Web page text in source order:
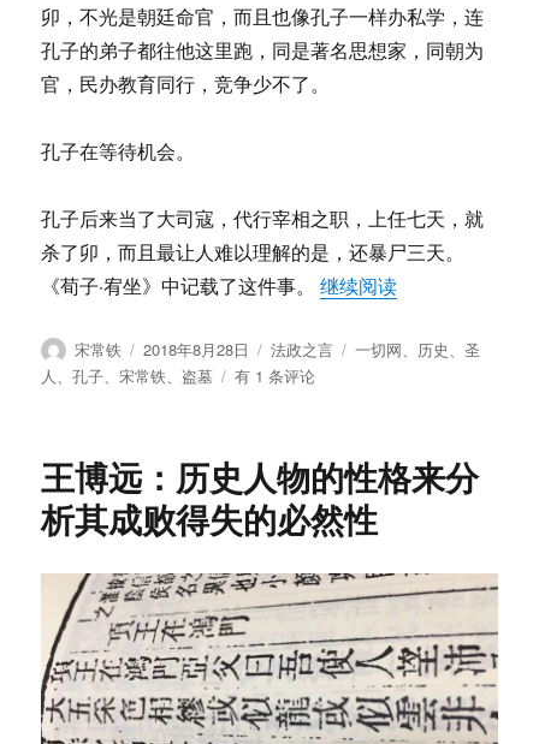
匠
节
侧
记
卯，不光是朝廷命官，而且也像孔子一样办私学，连
孔子的弟子都往他这里跑，同是著名思想家，同朝为
官，民办教育同行，竞争少不了。
孔子在等待机会。
孔子后来当了大司寇，代行宰相之职，上任七天，就
杀了卯，而且最让人难以理解的是，还暴尸三天。
《荀子·宥坐》中记载了这件事。继续阅读“宋常铁：孔子
作
者
宋常铁
发
布
2018年8月28日
分
类
法政之言
标
一切网、 历史、圣
人、孔子、宋常铁、盗墓
宋
子
等
圣
也
是
人
间
凡
胎，
感
有 1 条评论
王博远：历史人物的性格来分
析其成败得失的必然性